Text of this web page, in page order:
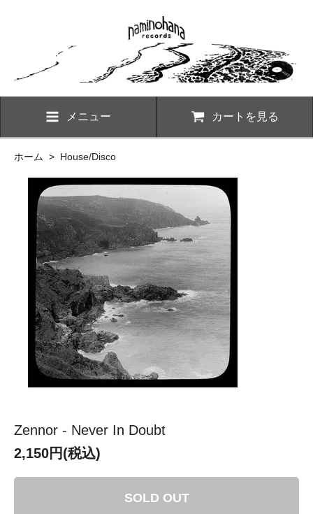
メニュー カートを見る
ホーム > House/Disco
Zennor - Never In Doubt
2,150円(税込)
SOLD OUT